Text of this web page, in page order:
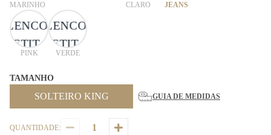
MARINHO
CLARO
JEANS
PINK VERDE
TAMANHO
SOLTEIRO KING GUIA DE MEDIDAS
QUANTIDADE: